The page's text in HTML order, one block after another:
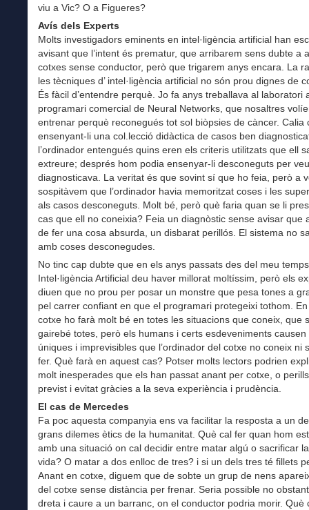
viu a Vic? O a Figueres?
Avís dels Experts
Molts investigadors eminents en intel·ligència artificial han
avisant que l’intent és prematur, que arribarem sens dubte a
cotxes sense conductor, però que trigarem anys encara. La
les tècniques d’ intel·ligència artificial no són prou dignes de
És fàcil d’entendre perquè. Jo fa anys treballava al laboratori
programari comercial de Neural Networks, que nosaltres
entrenar perquè reconegués tot sol biòpsies de càncer. Calia
ensenyant-li una col.lecció didàctica de casos ben
l’ordinador entengués quins eren els criteris utilitzats que ell
extreure; després hom podia ensenyar-li desconeguts per
diagnosticava. La veritat és que sovint sí que ho feia, però a
sospitàvem que l’ordinador havia memoritzat coses i les
als casos desconeguts. Molt bé, però què faria quan se li
cas que ell no coneixia? Feia un diagnòstic sense avisar que
de fer una cosa absurda, un disbarat perillós. El sistema no
amb coses desconegudes.
No tinc cap dubte que en els anys passats des del meu
Intel·ligència Artificial deu haver millorat moltíssim, però els
diuen que no prou per posar un monstre que pesa tones a
pel carrer confiant en que el programari protegeixi tothom.
cotxe ho farà molt bé en totes les situacions que coneix, que
gairebé totes, però els humans i certs esdeveniments causen
úniques i imprevisibles que l’ordinador del cotxe no coneix ni
fer. Què farà en aquest cas? Potser molts lectors podrien
molt inesperades que els han passat anant per cotxe, o
previst i evitat gràcies a la seva experiència i prudència.
El cas de Mercedes
Fa poc aquesta companyia ens va facilitar la resposta a un
grans dilemes ètics de la humanitat. Què cal fer quan hom
amb una situació on cal decidir entre matar algú o sacrificar
vida? O matar a dos enlloc de tres? i si un dels tres té fillets
Anant en cotxe, diguem que de sobte un grup de nens
del cotxe sense distància per frenar. Seria possible no
dreta i caure a un barranc, on el conductor podria morir. Què